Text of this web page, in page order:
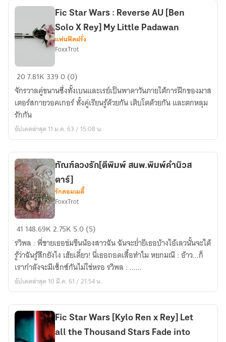
เกลียว
Fic
Star
Wars
:
Reverse
AU
Solo
X
Rey]
My
Little
Padawan
Fic Star Wars : Reverse AU [Ben
Solo X Rey] My Little Padawan
แฟนฟิคฝรั่ง
FoxxTrot
207.81K 3390 (0)
จักรวาลคู่ขนานซึ่งทั้งเบนและเรย์เป็นพาดาวันภายใต้การฝึกของมาส
เตอร์สกายวอคเกอร์ ทั้งคู่เรียนรู้ด้วยกัน เติบโตด้วยกัน และตกหลุม
รักกัน
อัปเดตล่าสุด 11 ม.ค. 63 / 15:08 น.
ทัณฑ์
ลวง
รัก[ตี
พิมพ์
สนพ.พิมพ์
คำ
วส
ตาร์]
ทัณฑ์ลวงรัก[ตีพิมพ์ สนพ.พิมพ์คำนิวส
ตาร์]
รักคอมเมดี้
FoxxTrot
41 148.69K2.75K 5.0 (5)
รวิพล : พี่ชายเธอข่มขืนน้องสาวฉัน ฉันจะย่ำยีเธอบ้างไอ้เลวนั้นจะได้
รู้ว่าฉันรู้สึกยังไง เฮ้ยเดี๋ยว! นี่เธอถอดเสื้อทำไม หยกมณี : อ้าว...ก็
เรากำลังจะมีเซ็กซ์กันไม่ใช่หรอ รวิพล : ......
อัปเดตล่าสุด 10 มี.ค. 61 / 21:54 น.
Fic Star Wars [Kylo Ren x Rey] Let
all the Thousand Stars Fade into